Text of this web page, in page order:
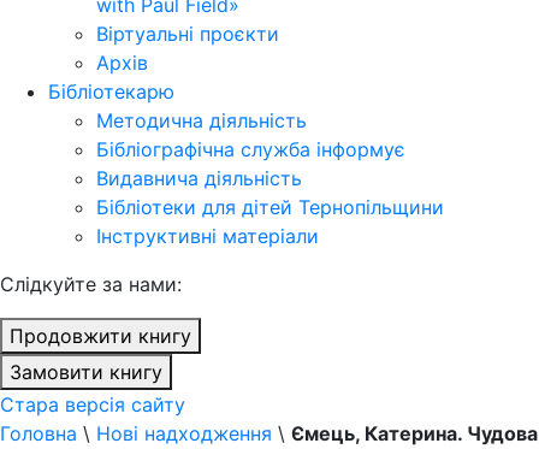
with Paul Field»
Віртуальні проєкти
Архів
Бібліотекарю
Методична діяльність
Бібліографічна служба інформує
Видавнича діяльність
Бібліотеки для дітей Тернопільщини
Інструктивні матеріали
Cлідкуйте за нами:
Продовжити книгу
Замовити книгу
Стара версія сайту
Головна \ Нові надходження \ Ємець, Катерина. Чудова